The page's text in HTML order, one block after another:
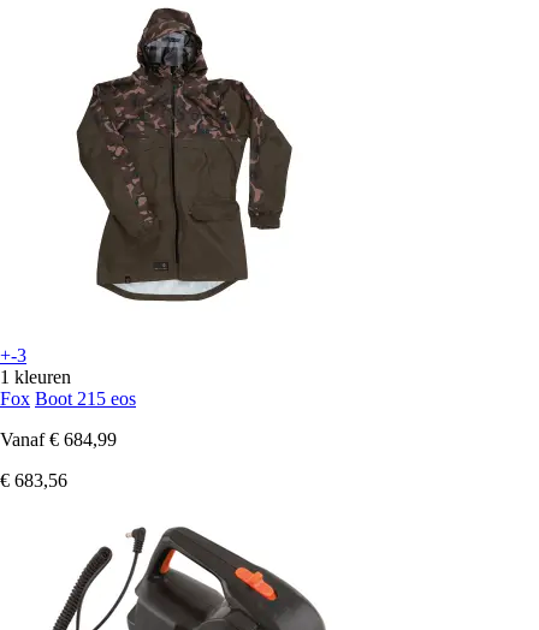
+-3
1 kleuren
Fox Boot 215 eos
Vanaf € 684,99
€ 683,56